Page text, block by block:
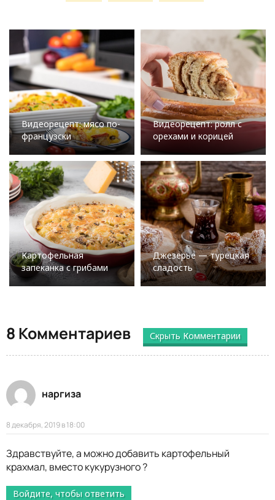
Видеорецепт: мясо по-
французски
Видеорецепт: ролл с
орехами и корицей
Картофельная
запеканка с грибами
Джезерье — турецкая
сладость
8 Комментариев Скрыть Комментарии
наргиза
8 декабря, 2019 в 18:00
Здравствуйте, а можно добавить картофельный
крахмал, вместо кукурузного ?
Войдите, чтобы ответить